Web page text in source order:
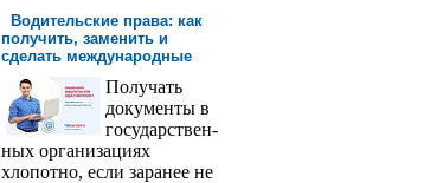
Водительские права: как
получить, заменить и
сделать международ­ные
Получать
доку­менты в
государствен­
ных организациях
хлопотно, если заранее не